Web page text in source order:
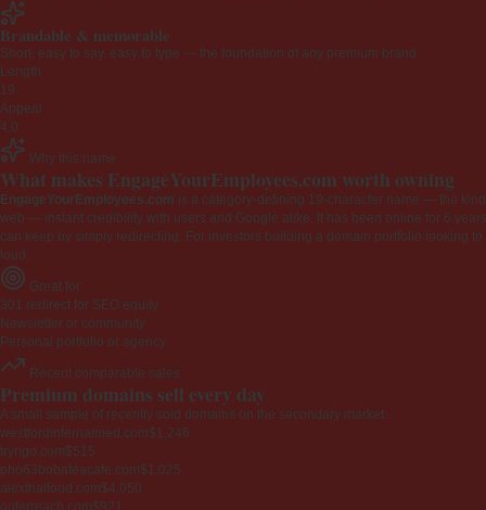
Brandable & memorable
Short, easy to say, easy to type — the foundation of any premium brand.
Length
19
Appeal
4.0
Why this name
What makes EngageYourEmployees.com worth owning
EngageYourEmployees.com is a category-defining 19-character name — the
web — instant credibility with users and Google alike. It has been online for 6
can keep by simply redirecting. For investors building a domain portfolio looking
loud.
Great for
301 redirect for SEO equity
Newsletter or community
Personal portfolio or agency
Recent comparable sales
Premium domains sell every day
A small sample of recently sold domains on the secondary market.
westfordinternalmed.com$1,246
tryngo.com$515
pho63bobateacafe.com$1,025
alexthaifood.com$4,050